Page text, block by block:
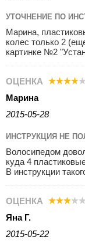
УТОЧНЕНИЕ ПО
Марина,
колес только 2
картинке №2
ОЦЕНКА
Марина
2015-05-28
ИНСТРУКЦИЯ НЕ
Волосипедом
куда 4
В инструкции
ОЦЕНКА
Яна Г.
2015-05-22